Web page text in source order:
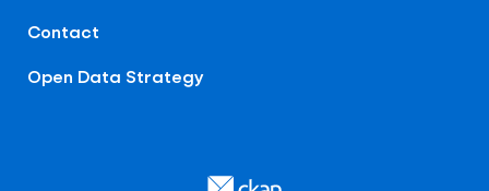
Contact
Open Data Strategy